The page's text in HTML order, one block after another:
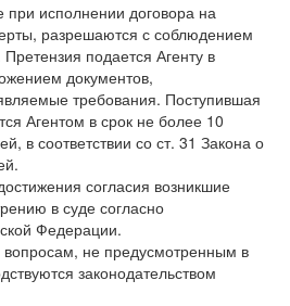
исполнении договора на
разрешаются с соблюдением
подается Агенту в
документов,
требования. Поступившая
Агентом в срок не более 10
в соответствии со ст. 31 Закона о
согласия возникшие
в суде согласно
Федерации.
не предусмотренным в
законодательством